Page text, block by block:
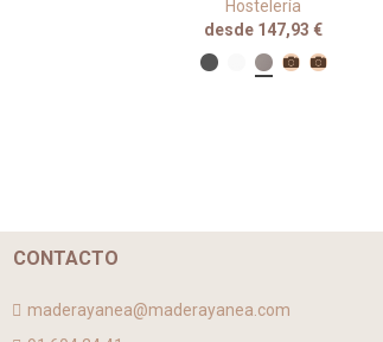
Hostelería
desde 147,93 €
CONTACTO
maderayanea@maderayanea.com